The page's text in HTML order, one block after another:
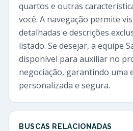
quartos e outras
você. A navegação permite
detalhadas e descrições
listado. Se desejar, a equipe
disponível para auxiliar no
negociação, garantindo uma
personalizada e segura.
BUSCAS RELACIONADAS